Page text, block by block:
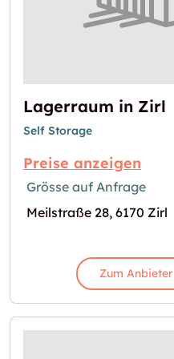
Lagerraum in Zirl
Self Storage
Preise anzeigen
Grösse auf Anfrage
Meilstraße 28, 6170 Zirl
Zum Anbieter